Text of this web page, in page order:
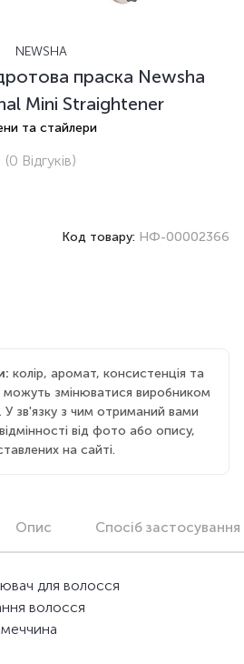
NEWSHA
праска Newsha
Mini Straightener
та стайлери
(0 Відгуків)
Код товару: НФ-00002366
колір, аромат, консистенція та
можуть змінюватися виробником
зв'язку з чим отриманий вами
від фото або опису,
на сайті.
Опис Спосіб застосування
для волосся
волосся